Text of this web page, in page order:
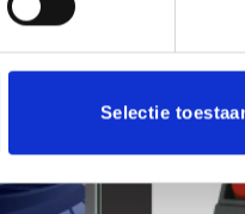
Selectie
aan
verlanglijst